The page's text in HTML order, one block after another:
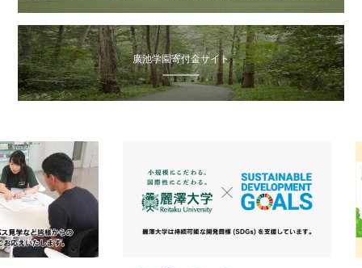
廣池学園寄付金サイト